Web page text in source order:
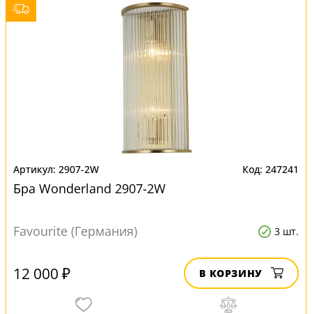
2907-2W 247241
Бра Wonderland 2907-2W
Favourite (Германия) 3 шт.
12 000 ₽ В КОРЗИНУ